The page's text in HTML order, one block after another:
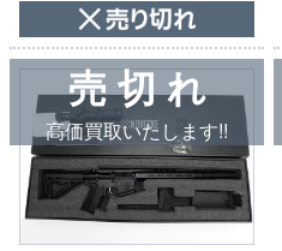
売 切 れ
高価買取いたします!!